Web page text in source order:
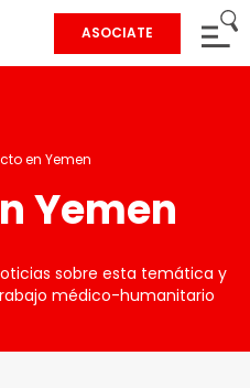
ASOCIATE
en Yemen
Yemen
sobre esta temática y
médico-humanitario